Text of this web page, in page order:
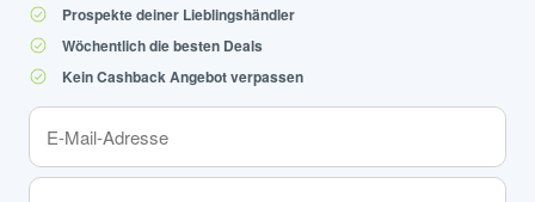
Prospekte deiner Lieblingshändler
Wöchentlich die besten Deals
Kein Cashback Angebot verpassen